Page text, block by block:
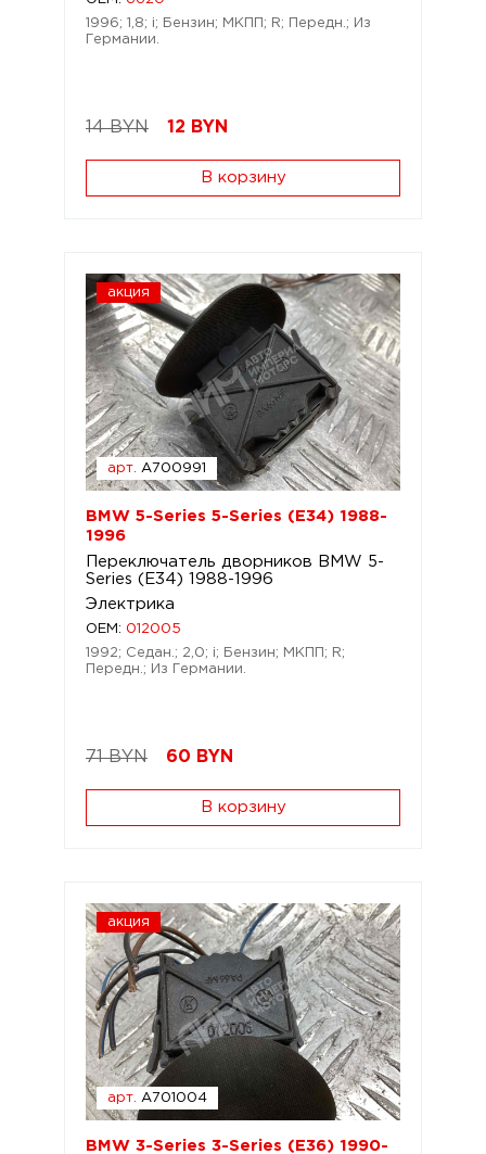
1996; 1,8; i; Бензин; МКПП; R; Передн.; Из
Германии.
14 BYN 12 BYN
В корзину
акция
арт. A700991
BMW 5-Series 5-Series (E34) 1988-
1996
Переключатель дворников BMW 5-
Series (E34) 1988-1996
Электрика
OEM: 012005
1992; Седан.; 2,0; i; Бензин; МКПП; R;
Передн.; Из Германии.
71 BYN 60 BYN
В корзину
акция
арт. A701004
BMW 3-Series 3-Series (E36) 1990-